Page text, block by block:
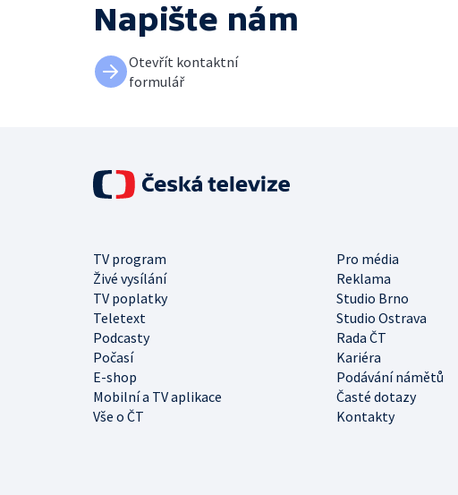
Napište nám
Otevřít kontaktní
formulář
TV program
Pro média
Živé vysílání
Reklama
TV poplatky
Studio Brno
Teletext
Studio Ostrava
Podcasty
Rada ČT
Počasí
Kariéra
E-shop
Podávání námětů
Mobilní a TV aplikace
Časté dotazy
Vše o ČT
Kontakty